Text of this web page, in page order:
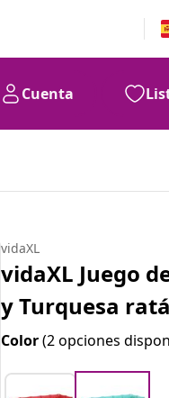
Cuenta
vidaXL
vidaXL Juego
y Turquesa
Color(2 opciones